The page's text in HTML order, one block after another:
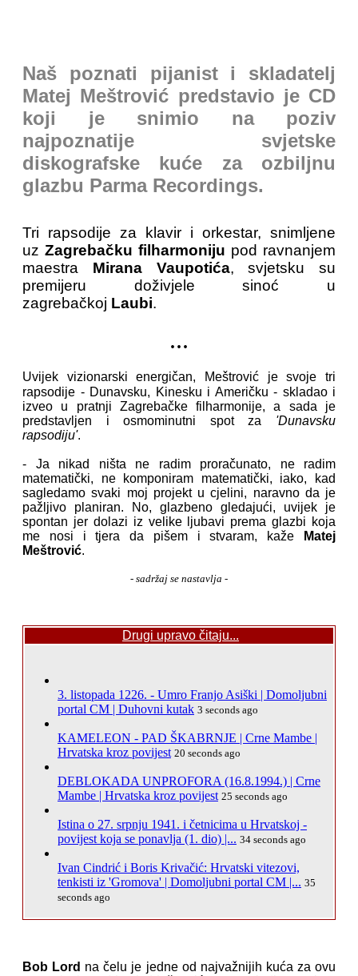
Naš poznati pijanist i skladatelj
Matej Meštrović predstavio je CD
koji je snimio na poziv
najpoznatije svjetske
diskografske kuće za ozbiljnu
glazbu Parma Recordings.
Tri rapsodije za klavir i orkestar, snimljene
uz Zagrebačku filharmoniju pod ravnanjem
maestra Mirana Vaupotića, svjetsku su
premijeru doživjele sinoć u
zagrebačkoj Laubi.
...
Uvijek vizionarski energičan, Meštrović je svoje tri
rapsodije - Dunavsku, Kinesku i Američku - skladao i
izveo u pratnji Zagrebačke filharmonije, a sada je
predstavljen i osmominutni spot za 'Dunavsku
rapsodiju'.
- Ja nikad ništa ne radim proračunato, ne radim
matematički, ne komponiram matematički, iako, kad
sagledamo svaki moj projekt u cjelini, naravno da je
pažljivo planiran. No, glazbeno gledajući, uvijek je
spontan jer dolazi iz velike ljubavi prema glazbi koja
me nosi i tjera da pišem i stvaram, kaže
Matej
Meštrović.
- sadržaj se nastavlja -
Drugi upravo čitaju...
3. listopada 1226. - Umro Franjo Asiški | Domoljubni
portal CM | Duhovni kutak 3 seconds ago
KAMELEON - PAD ŠKABRNJE | Crne Mambe |
Hrvatska kroz povijest 20 seconds ago
DEBLOKADA UNPROFORA (16.8.1994.) | Crne
Mambe | Hrvatska kroz povijest 25 seconds ago
Istina o 27. srpnju 1941. i četnicima u Hrvatskoj -
povijest koja se ponavlja (1. dio) |... 34 seconds ago
Ivan Cindrić i Boris Krivačić: Hrvatski vitezovi,
tenkisti iz 'Gromova' | Domoljubni portal CM |... 35
seconds ago
Bob Lord na čelu je jedne od najvažnijih kuća za ovu